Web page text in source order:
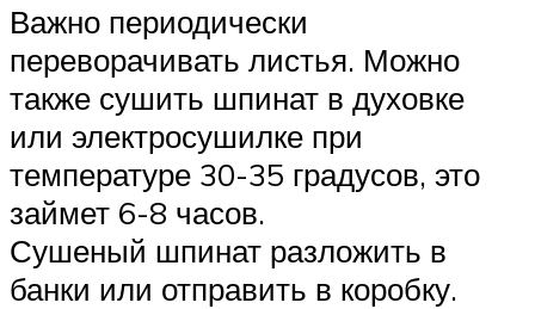
Важно периодически
переворачивать листья. Можно
также сушить шпинат в духовке
или электросушилке при
температуре 30-35 градусов, это
займет 6-8 часов.
Сушеный шпинат разложить в
банки или отправить в коробку.